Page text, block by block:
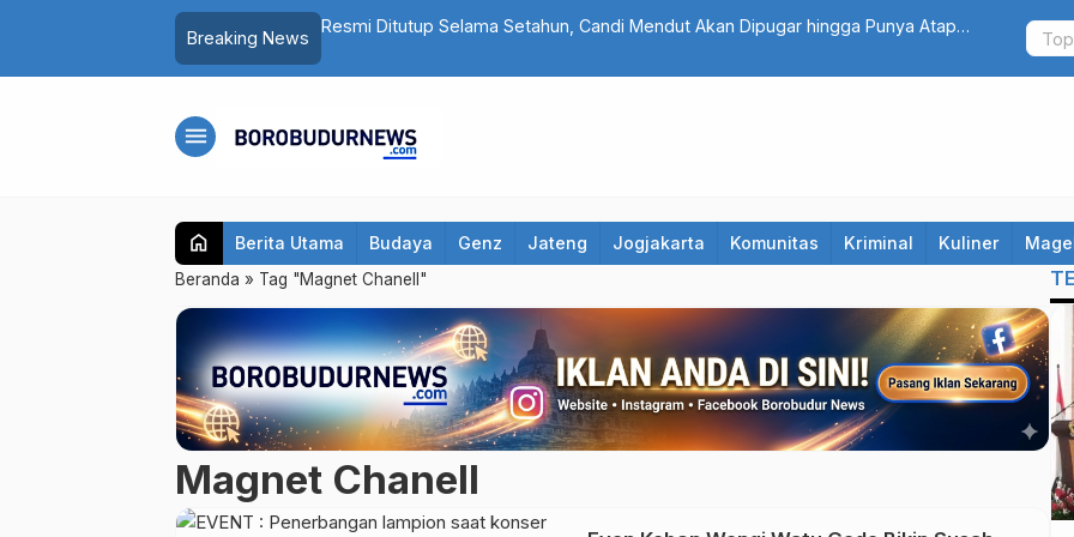
Breaking News
Resmi Ditutup Selama Setahun, Candi Mendut Akan Dipugar hingga Punya Atap
Fantastis!
Bidik
menu
home Berita Utama Budaya Genz Jateng Jogjakarta Komunitas Kriminal Kuliner
Beranda » Tag "Magnet Chanell"
Magnet Chanell